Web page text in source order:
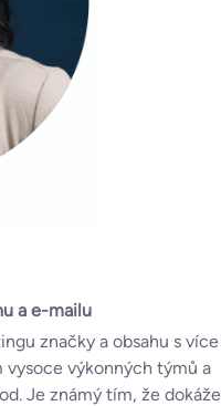
a e-mailu
značky a obsahu s více
vysoce výkonných týmů a
Je známý tím, že dokáže